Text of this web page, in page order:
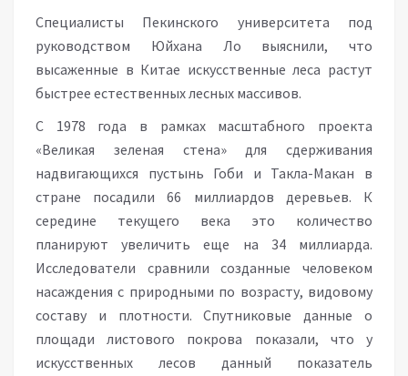
Специалисты Пекинского университета под
руководством Юйхана Ло выяснили, что
высаженные в Китае искусственные леса растут
быстрее естественных лесных массивов.
С 1978 года в рамках масштабного проекта
«Великая зеленая стена» для сдерживания
надвигающихся пустынь Гоби и Такла-Макан в
стране посадили 66 миллиардов деревьев. К
середине текущего века это количество
планируют увеличить еще на 34 миллиарда.
Исследователи сравнили созданные человеком
насаждения с природными по возрасту, видовому
составу и плотности. Спутниковые данные о
площади листового покрова показали, что у
искусственных лесов данный показатель